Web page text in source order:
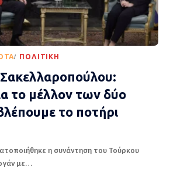
ΠΟΛΙΤΙΚΉ
το μέλλον των δύο
το ποτήρι
η συνάντηση του Τούρκου
με…